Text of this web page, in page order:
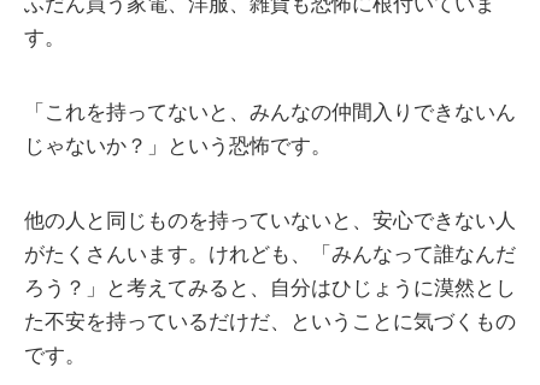
す。
「これを持ってないと、みんなの仲間入りできないん
じゃないか？」という恐怖です。
他の人と同じものを持っていないと、安心できない人
がたくさんいます。けれども、「みんなって誰なんだ
ろう？」と考えてみると、自分はひじょうに漠然とし
た不安を持っているだけだ、ということに気づくもの
です。